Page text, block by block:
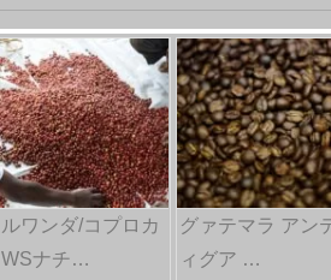
ルワンダ/コプロカ
WSナチ…
グァテマラ アン
ィグア …